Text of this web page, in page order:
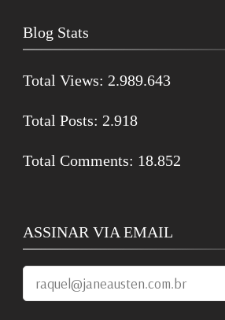
Blog Stats
Total Views: 2.989.643
Total Posts: 2.918
Total Comments: 18.852
ASSINAR VIA EMAIL
raquel@janeausten.com.br